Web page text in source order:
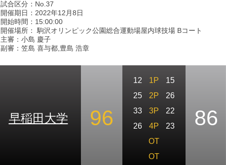
試合区分：No.37
開催期日：2022年12月8日
開始時間：15:00:00
開催場所： 駒沢オリンピック公園総合運動場屋内球技場 Bコート
主審：小島 慶子
副審：笠島 喜与都,豊島 浩章
早稲田大学 96
12 1P
15
25
2P
26
33
3P
22
26
4P
23
OT
OT
86